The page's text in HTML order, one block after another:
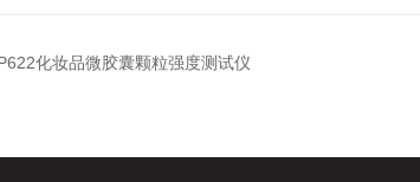
化妆品微胶囊颗粒强度测试仪